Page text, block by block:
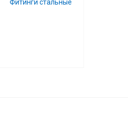
Фитинги стальные